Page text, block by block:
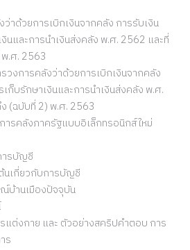
าด้วยการเบิกเงินจากคลัง การรับเงิน
นและการนำเงินส่งคลัง พ.ศ. 2562 และที่
.ศ. 2563
วงการคลังว่าด้วยการเบิกเงินจากคลัง
เก็บรักษาเงินและการนำเงินส่งคลัง พ.ศ.
(ฉบับที่ 2) พ.ศ. 2563
ารคลังภาครัฐแบบอิเล็กทรอนิกส์ใหม่
ารบัญชี
นเกี่ยวกับการบัญชี
บ้านเมืองปัจจุบัน
แต่งกาย และ ตัวอย่างสคริปคำตอบ การ
ร